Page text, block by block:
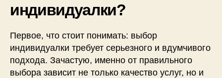
индивидуалки?
Первое, что стоит понимать: выбор
индивидуалки требует серьезного и вдумчивого
подхода. Зачастую, именно от правильного
выбора зависит не только качество услуг, но и